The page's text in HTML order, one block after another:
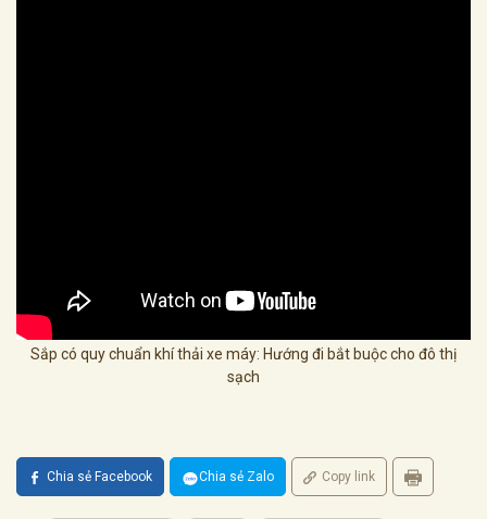
Sắp có quy chuẩn khí thải xe máy: Hướng đi bắt buộc cho đô thị
sạch
Chia sẻ Facebook Chia sẻ Zalo Copy link